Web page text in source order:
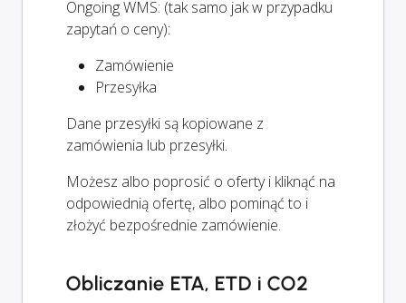
Ongoing WMS: (tak samo jak w przypadku
zapytań o ceny):
Zamówienie
Przesyłka
Dane przesyłki są kopiowane z
zamówienia lub przesyłki.
Możesz albo poprosić o oferty i kliknąć na
odpowiednią ofertę, albo pominąć to i
złożyć bezpośrednie zamówienie.
Obliczanie ETA, ETD i CO2